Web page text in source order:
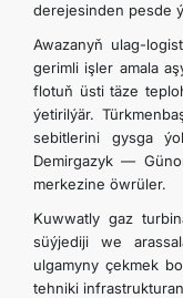
derejesinden pesde
Awazanyň ulag-
gerimli işler amala
flotuň üsti täze
ýetirilýär.
sebitlerini gysga
Demirgazyk —
merkezine öwrüler.
Kuwwatly gaz
süýjediji we
ulgamyny çekmek
tehniki